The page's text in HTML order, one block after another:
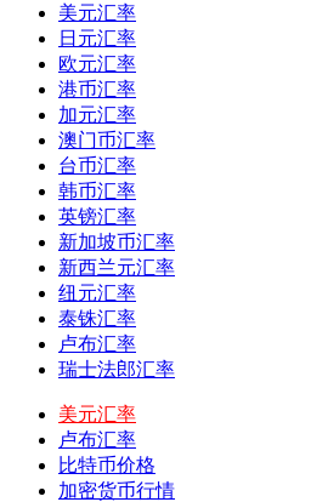
美元汇率
日元汇率
欧元汇率
港币汇率
加元汇率
澳门币汇率
台币汇率
韩币汇率
英镑汇率
新加坡币汇率
新西兰元汇率
纽元汇率
泰铢汇率
卢布汇率
瑞士法郎汇率
美元汇率
卢布汇率
比特币价格
加密货币行情